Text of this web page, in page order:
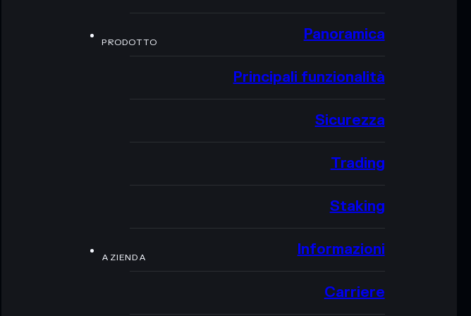
PRODOTTO Panoramica
Principali funzionalità
Sicurezza
Trading
Staking
AZIENDA Informazioni
Carriere